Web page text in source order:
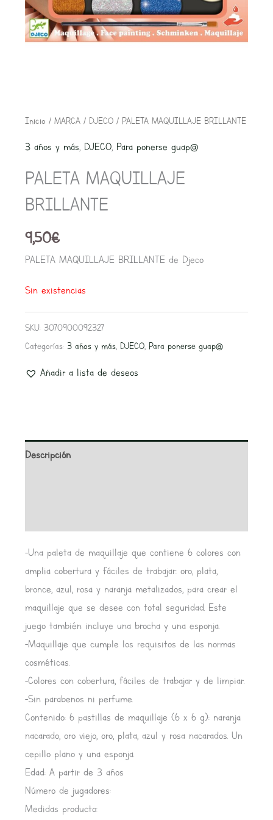
Inicio / MARCA/ DJECO/ PALETA MAQUILLAJE BRILLANTE
3 años y más, DJECO, Para ponerse guap@
PALETA MAQUILLAJE
BRILLANTE
9,50€
PALETA MAQUILLAJE BRILLANTE de Djeco
Sin existencias
SKU: 3070900092327
Categorías: 3 años y más, DJECO, Para ponerse guap@
Añadir a lista de deseos
Descripción
-Una paleta de maquillaje que contiene 6 colores con
amplia cobertura y fáciles de trabajar: oro, plata,
bronce, azul, rosa y naranja metalizados, para crear el
maquillaje que se desee con total seguridad. Este
juego también incluye una brocha y una esponja.
-Maquillaje que cumple los requisitos de las normas
cosméticas.
-Colores con cobertura, fáciles de trabajar y de limpiar.
-Sin parabenos ni perfume.
Contenido: 6 pastillas de maquillaje (6 x 6 g): naranja
nacarado, oro viejo, oro, plata, azul y rosa nacarados. Un
cepillo plano y una esponja.
Edad: A partir de 3 años
Número de jugadores:
Medidas producto: